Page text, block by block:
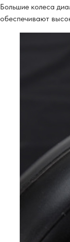
Большие колеса
обеспечивают